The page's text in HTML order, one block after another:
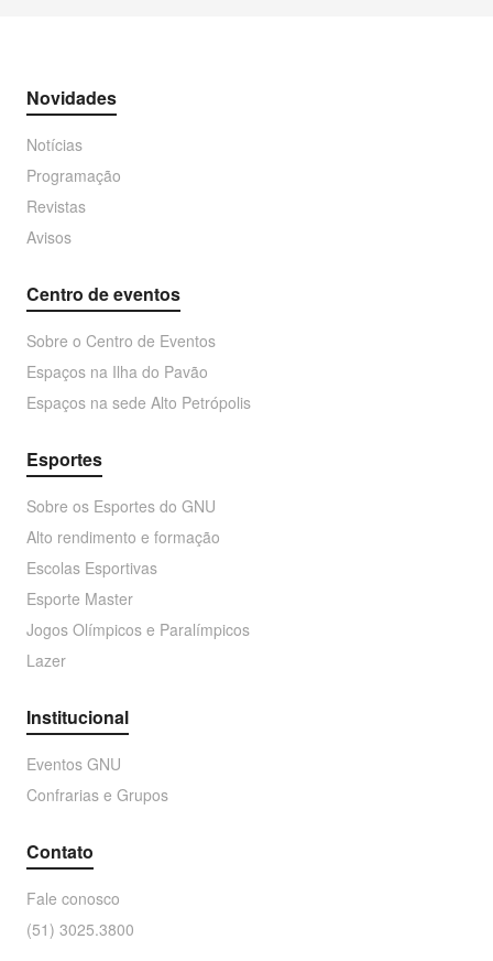
Novidades
Notícias
Programação
Revistas
Avisos
Centro de eventos
Sobre o Centro de Eventos
Espaços na Ilha do Pavão
Espaços na sede Alto Petrópolis
Esportes
Sobre os Esportes do GNU
Alto rendimento e formação
Escolas Esportivas
Esporte Master
Jogos Olímpicos e Paralímpicos
Lazer
Institucional
Eventos GNU
Confrarias e Grupos
Contato
Fale conosco
(51) 3025.3800